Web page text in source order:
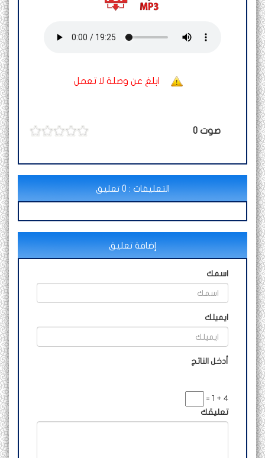
ابلغ عن وصلة لا تعمل
0 صوت
التعليقات : 0 تعليق
إضافة تعليق
اسمك
ايميلك
أدخل الناتج
4 + 1 =
تعليقك